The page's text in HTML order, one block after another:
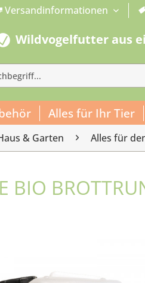
Versandinformationen
Wildvogelfutter aus
Alles für Ihr Tier
& Garten Alles für
BIO